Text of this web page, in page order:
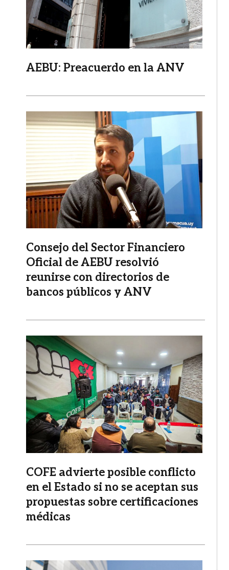
AEBU: Preacuerdo en la ANV
Consejo del Sector Financiero
Oficial de AEBU resolvió
reunirse con directorios de
bancos públicos y ANV
Imagen
COFE advierte posible conflicto
en el Estado si no se aceptan sus
propuestas sobre certificaciones
médicas
Imagen